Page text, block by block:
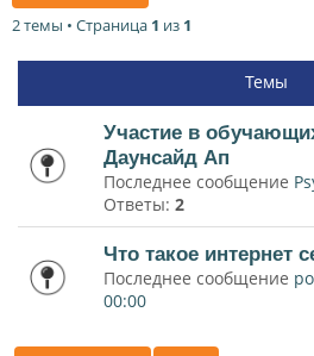
2 темы • Страница 1 из 1
Темы
Участие в
Даунсайд Ап
Последнее сообщение
Ответы: 2
Что такое интернет
Последнее сообщение
00:00